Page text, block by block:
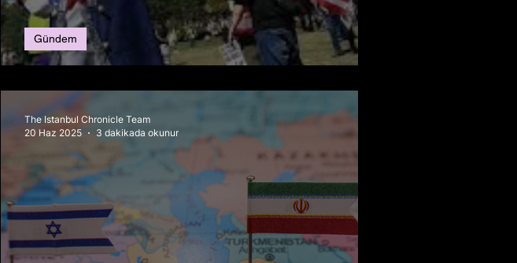
Amerika’da Kral Yok!
Gündem
The Istanbul Chronicle Team
20 Haz 2025
3 dakikada okunur